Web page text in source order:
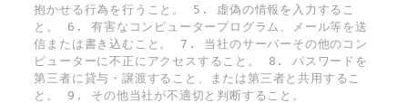
抱かせる行為を行うこと。 5. 虚偽の情報を入力するこ
と。 6. 有害なコンピュータープログラム、メール等を送
信または書き込むこと。 7. 当社のサーバーその他のコン
ピューターに不正にアクセスすること。 8. パスワードを
第三者に貸与・譲渡すること、または第三者と共用するこ
と。 9. その他当社が不適切と判断すること。